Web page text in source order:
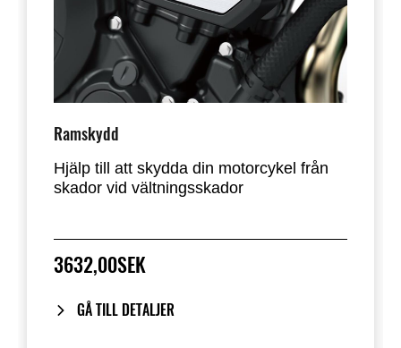
Ramskydd
Hjälp till att skydda din motorcykel från
skador vid vältningsskador
3632,00SEK
GÅ TILL DETALJER